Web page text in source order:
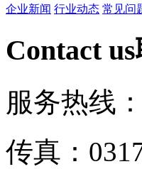
企业新闻 行业动态 常见问
Contact us
服务热线
传真：